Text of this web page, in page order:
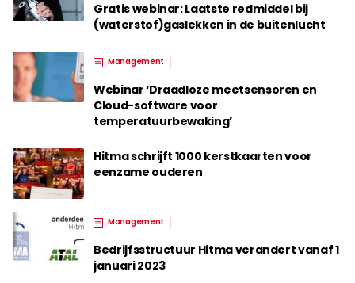
Gratis webinar: Laatste redmiddel bij
(waterstof)gaslekken in de buitenlucht
Management
Webinar ‘Draadloze meetsensoren en
Cloud-software voor
temperatuurbewaking’
Hitma schrijft 1000 kerstkaarten voor
eenzame ouderen
Management
Bedrijfsstructuur Hitma verandert vanaf 1
januari 2023